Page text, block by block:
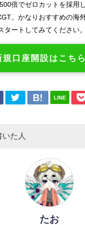
倍でゼロカットを採用
。かなりおすすめの海
タートしてみてください。
規口座開設はこち
LINE
た人
たお